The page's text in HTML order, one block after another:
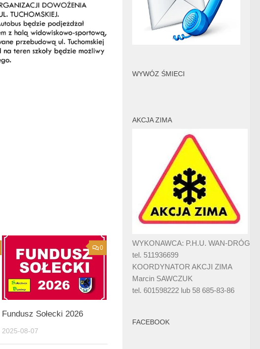
0
Fundusz Sołecki 2026
2025-08-07
WYWÓZ ŚMIECI
AKCJA ZIMA
WYKONAWCA: P.H.U. WAN-DRÓG
tel. 511936699
KOORDYNATOR AKCJI ZIMA
Marcin SAWCZUK
tel. 601598222 lub 58 685-83-86
FACEBOOK